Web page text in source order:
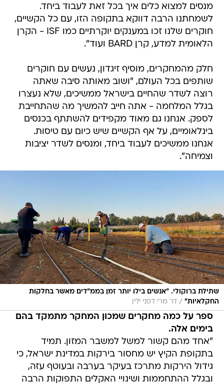
מנסים למצוא כלים איך בכל זאת לעבוד ביחד.
לשמחתנו הרבה דווקא בתקופה הזו, עם כל הקשיים,
חוקרים שלנו זכו במענקים יוקרתיים כמו ISF - הקרן
הלאומית למדע, קרן BARD ועוד".
חלק מהמחקרים, מוסיף זיגדון, נעשים עם חוקרים
שותפים בכל העולם, "ושוב מאותה סיבה שאתה
רוצה לשדר שהחיים בישראל ממשיכים, שלא נעצרו
בגלל המלחמה - אתה חייב להמשיך מה שהתחייבת
לספק. אנחנו גם מאוד מקפידים להשתתף בכנסים
בינלאומיים, על אף הקשיים שיש כיום עם טיסות.
אנחנו ממשיכים לעבוד ביחד, ומנסים לשדר יציבות
וצמיחה".
שתילת ברוקולי. "אנשים בילו יותר זמן בממ”דים מאשר בחלקות
החקלאיות" / דר מרי דפני ילין
ספר על כמה מחקרים שמכון המחקר מתמקד בהם
בימים אלה.
"אחד מהם קשור למשל למשבר המזון. תמיד
בתקופת הקיץ יש מחסור בירקות במדינת ישראל, כי
גידול הירקות מתרכז בעיקר בערבה ובעוטף עזה,
ובגלל ההתחממות ושינויי האקלים התפוקות הרבה